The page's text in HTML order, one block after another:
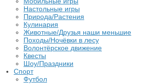
Настольные игры
Природа/Растения
Кулинария
Животные/Друзья наши меньшие
Походы/Ночёвки в лесу
Волонтёрское движение
Квесты
Шоу/Праздники
Спорт
Футбол